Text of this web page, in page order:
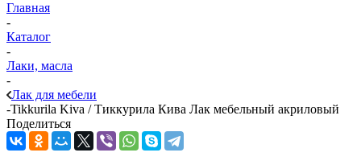
Главная
-
Каталог
-
Лаки, масла
-
Лак для мебели
-Tikkurila Kiva / Тиккурила Кива Лак мебельный акриловый
Поделиться